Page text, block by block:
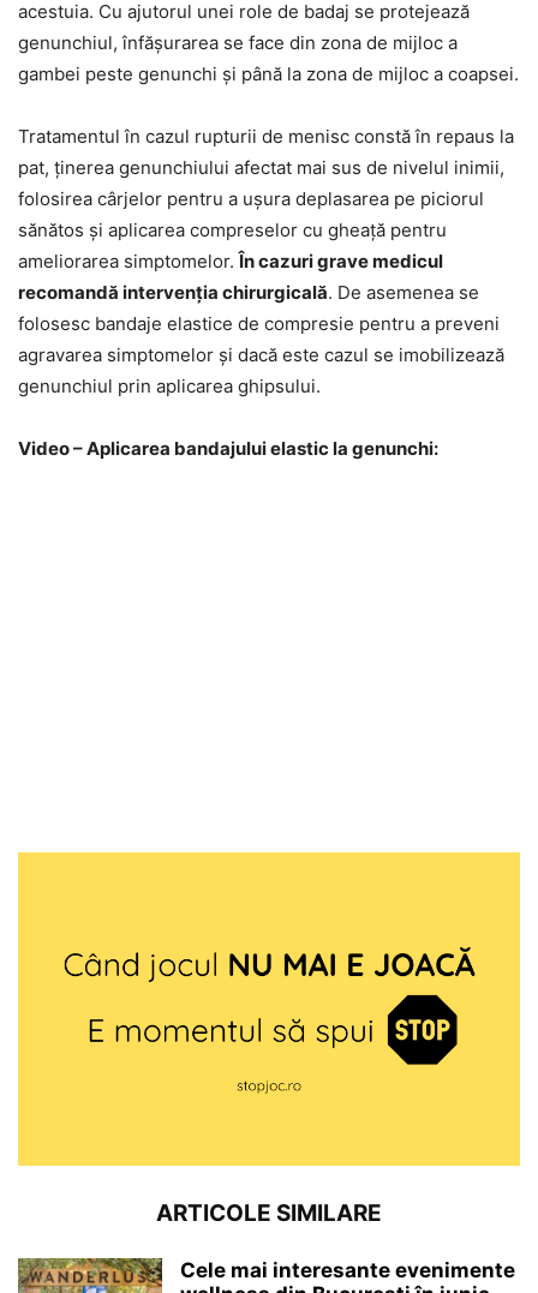
acestuia. Cu ajutorul unei role de badaj se protejează
genunchiul, înfășurarea se face din zona de mijloc a
gambei peste genunchi și până la zona de mijloc a coapsei.
Tratamentul în cazul rupturii de menisc constă în repaus la
pat, ținerea genunchiului afectat mai sus de nivelul inimii,
folosirea cârjelor pentru a ușura deplasarea pe piciorul
sănătos și aplicarea compreselor cu gheață pentru
ameliorarea simptomelor.În cazuri grave medicul
recomandă intervenția chirurgicală. De asemenea se
folosesc bandaje elastice de compresie pentru a preveni
agravarea simptomelor și dacă este cazul se imobilizează
genunchiul prin aplicarea ghipsului.
Video – Aplicarea bandajului elastic la genunchi:
ARTICOLE SIMILARE
Cele mai interesante evenimente